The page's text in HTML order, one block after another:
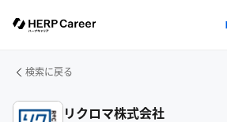
検索に戻る
リクロマ株式会社